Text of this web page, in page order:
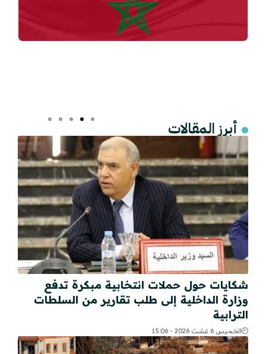
أبرز المقالات
شكايات حول حملات انتخابية مبكرة تدفع
وزارة الداخلية إلى طلب تقارير من السلطات
الترابية
الخميس 6 غشت 2026 - 15:06